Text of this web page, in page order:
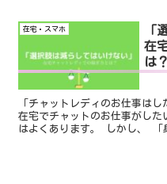
在宅・スマホ
「
在
は？
「チャットレディのお仕事は
在宅でチャットのお仕事がしたい。」 という問い合わせ
はよくあります。 しかし、 「身バレをしたくないので顔出しなし